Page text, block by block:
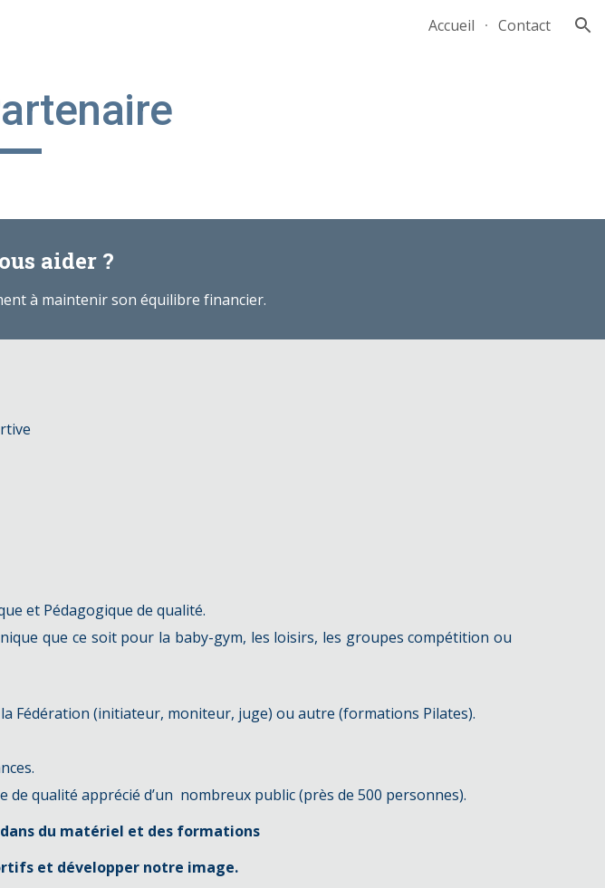
Accueil Contact
aider ?
à maintenir son équilibre financier.
et Pédagogique de qualité.
que ce soit pour la baby-gym, les loisirs, les groupes compétition ou
Fédération (initiateur, moniteur, juge) ou autre (formations Pilates).
de qualité apprécié d’un nombreux public (près de 500 personnes).
du matériel et des formations
et développer notre image.